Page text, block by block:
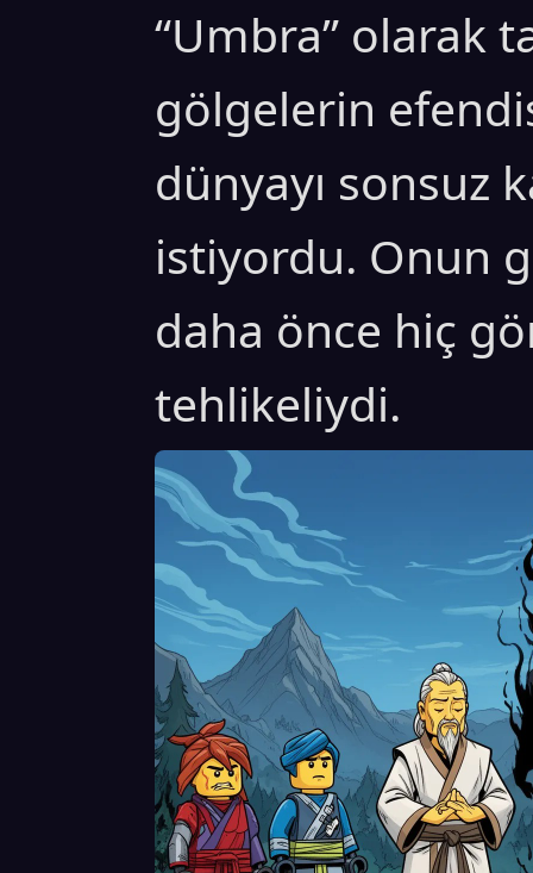
“Umbra” olarak
gölgelerin
dünyayı sonsuz
istiyordu. Onun
daha önce hiç
tehlikeliydi.